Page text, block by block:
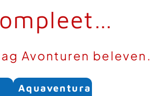
Avonturen beleven.
Aquaventura